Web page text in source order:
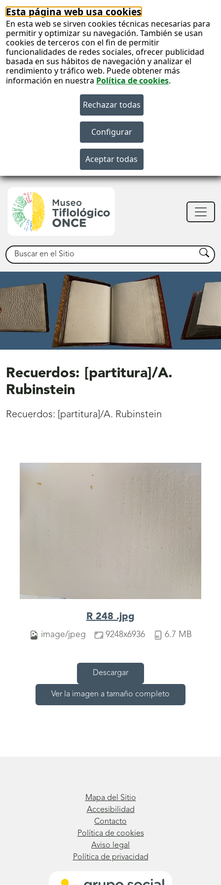
Esta página web usa cookies
En esta web se sirven cookies técnicas necesarias para
permitir y optimizar su navegación. También se usan
cookies de terceros con el fin de permitir
funcionalidades de redes sociales, ofrecer publicidad
basada en sus hábitos de navegación y analizar el
rendimiento y tráfico web. Puede obtener más
información en nuestra Política de cookies.
Buscar Buscar
Recuerdos: [partitura]/A.
Rubinstein
Recuerdos: [partitura]/A. Rubinstein
R 248 .jpg
image/jpeg 9248x6936 6.7 MB
Descargar
Ver la imagen a tamaño completo
Mapa del Sitio
Accesibilidad
Contacto
Política de cookies
Aviso legal
Política de privacidad